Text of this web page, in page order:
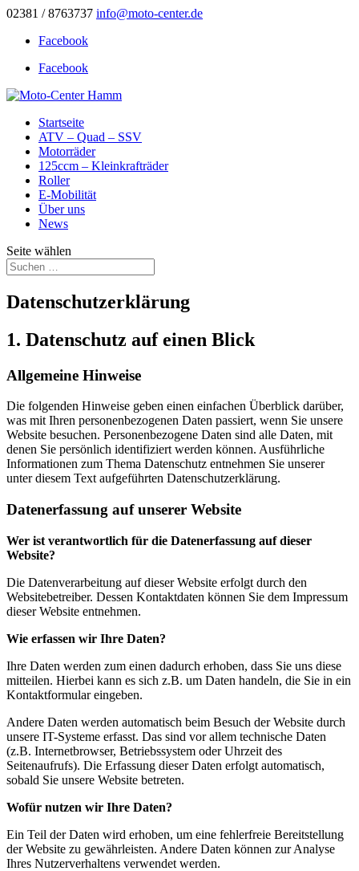
02381 / 8763737 info@moto-center.de
Facebook
Facebook
Startseite
ATV – Quad – SSV
Motorräder
125ccm – Kleinkrafträder
Roller
E-Mobilität
Über uns
News
Seite wählen
Datenschutzerklärung
1. Datenschutz auf einen Blick
Allgemeine Hinweise
Die folgenden Hinweise geben einen einfachen Überblick darüber,
was mit Ihren personenbezogenen Daten passiert, wenn Sie unsere
Website besuchen. Personenbezogene Daten sind alle Daten, mit
denen Sie persönlich identifiziert werden können. Ausführliche
Informationen zum Thema Datenschutz entnehmen Sie unserer
unter diesem Text aufgeführten Datenschutzerklärung.
Datenerfassung auf unserer Website
Wer ist verantwortlich für die Datenerfassung auf dieser
Website?
Die Datenverarbeitung auf dieser Website erfolgt durch den
Websitebetreiber. Dessen Kontaktdaten können Sie dem Impressum
dieser Website entnehmen.
Wie erfassen wir Ihre Daten?
Ihre Daten werden zum einen dadurch erhoben, dass Sie uns diese
mitteilen. Hierbei kann es sich z.B. um Daten handeln, die Sie in ein
Kontaktformular eingeben.
Andere Daten werden automatisch beim Besuch der Website durch
unsere IT-Systeme erfasst. Das sind vor allem technische Daten
(z.B. Internetbrowser, Betriebssystem oder Uhrzeit des
Seitenaufrufs). Die Erfassung dieser Daten erfolgt automatisch,
sobald Sie unsere Website betreten.
Wofür nutzen wir Ihre Daten?
Ein Teil der Daten wird erhoben, um eine fehlerfreie Bereitstellung
der Website zu gewährleisten. Andere Daten können zur Analyse
Ihres Nutzerverhaltens verwendet werden.